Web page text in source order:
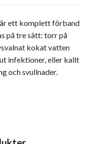
ett komplett förband
på tre sätt: torr på
kokat vatten
infektioner, eller kallt
och svullnader.